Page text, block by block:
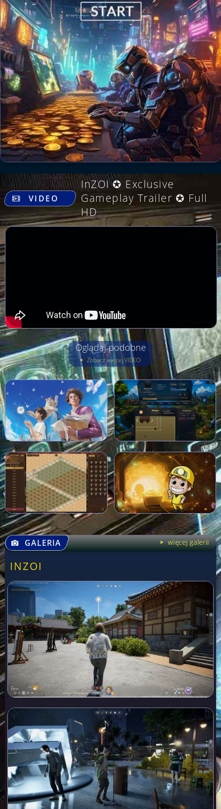
.
VIDEO
InZOI ✪ Exclusive
Gameplay Trailer ✪ Full
HD
Oglądaj podobne
Zobacz więcej VIDEO
GALERIA więcej galerii
INZOI